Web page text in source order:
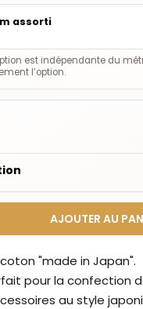
assorti
est indépendante du
l’option.
AJOUTER AU
"made in Japan".
pour la confection
au style